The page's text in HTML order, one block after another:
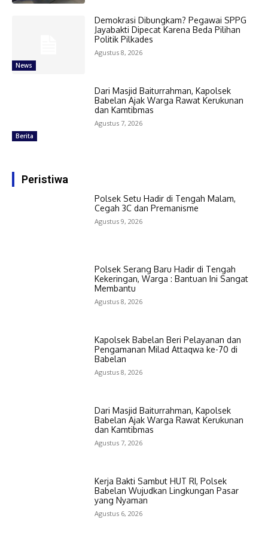
News
Demokrasi Dibungkam? Pegawai SPPG
Jayabakti Dipecat Karena Beda Pilihan
Politik Pilkades
Agustus 8, 2026
Berita
Dari Masjid Baiturrahman, Kapolsek
Babelan Ajak Warga Rawat Kerukunan
dan Kamtibmas
Agustus 7, 2026
Peristiwa
Polsek Setu Hadir di Tengah Malam,
Cegah 3C dan Premanisme
Agustus 9, 2026
Polsek Serang Baru Hadir di Tengah
Kekeringan, Warga : Bantuan Ini Sangat
Membantu
Agustus 8, 2026
Kapolsek Babelan Beri Pelayanan dan
Pengamanan Milad Attaqwa ke-70 di
Babelan
Agustus 8, 2026
Dari Masjid Baiturrahman, Kapolsek
Babelan Ajak Warga Rawat Kerukunan
dan Kamtibmas
Agustus 7, 2026
Kerja Bakti Sambut HUT RI, Polsek
Babelan Wujudkan Lingkungan Pasar
yang Nyaman
Agustus 6, 2026